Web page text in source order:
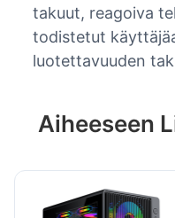
takuut, reagoiva
todistetut
luotettavuuden
Aiheeseen